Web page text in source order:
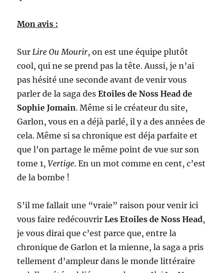
Mon avis :
SurLire Ou Mourir, on est une équipe plutôt
cool, qui ne se prend pas la tête. Aussi, je n’ai
pas hésité une seconde avant de venir vous
parler de la saga desEtoiles de Noss Head de
Sophie Jomain. Même si le créateur du site,
Garlon, vous en a déjà parlé, il y a des années de
cela. Même si sa chronique est déja parfaite et
que l’on partage le même point de vue sur son
tome 1,Vertige. En un mot comme en cent, c’est
de la bombe !
S’il me fallait une “vraie” raison pour venir ici
vous faire redécouvrirLes Etoiles de Noss Head,
je vous dirai que c’est parce que, entre la
chronique de Garlon et la mienne, la saga a pris
tellement d’ampleur dans le monde littéraire